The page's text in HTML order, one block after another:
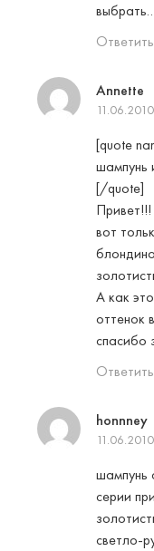
Ответить
Annette
[quote
шампунь
[/quote]
вот
А как
оттенок
спасибо
Ответить
honnney
шампунь
серии
светло-